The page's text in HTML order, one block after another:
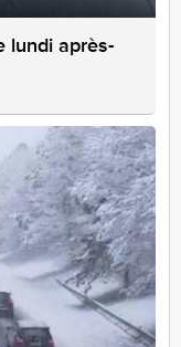
lundi après-